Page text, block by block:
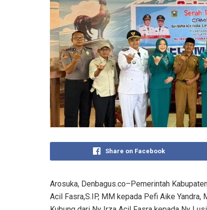
Share on Facebook
Arosuka, Denbagus.co–Pemerintah
Acil Fasra,S.IP, MM kepada Pefi Aike